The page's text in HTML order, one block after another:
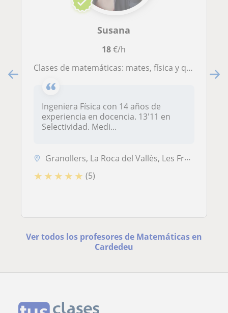
Susana
18€/h
Clases de matemáticas: mates, física y química. Prepara la sele
Ingeniera Física con 14 años de
experiencia en docencia. 13'11 en
Selectividad. Medi...
Granollers, La Roca del Vallès, Les Franqueses del Vallès, La Garriga,...
★ ★ ★ ★ ★ (5)
Ver todos los profesores de Matemáticas en
Cardedeu